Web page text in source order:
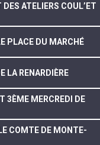
DES ATELIERS COUL’ET
PLACE DU MARCHÉ
LA RENARDIÈRE
3ÈME MERCREDI DE
COMTE DE MONTE-